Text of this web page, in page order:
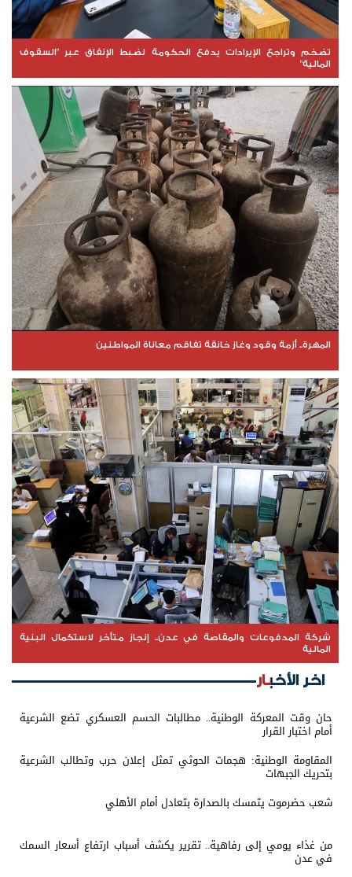
تضخم وتراجع الإيرادات يدفع الحكومة لضبط الإنفاق عبر "السقوف
المالية"
المهرة.. أزمة وقود وغاز خانقة تفاقم معاناة المواطنين
شركة المدفوعات والمقاصة في عدن.. إنجاز متأخر لاستكمال البنية
المالية
اخر الأخبار
حان وقت المعركة الوطنية.. مطالبات الحسم العسكري تضع الشرعية
أمام اختبار القرار
المقاومة الوطنية: هجمات الحوثي تمثل إعلان حرب وتطالب الشرعية
بتحريك الجبهات
شعب حضرموت يتمسك بالصدارة بتعادل أمام الأهلي
من غذاء يومي إلى رفاهية.. تقرير يكشف أسباب ارتفاع أسعار السمك
في عدن